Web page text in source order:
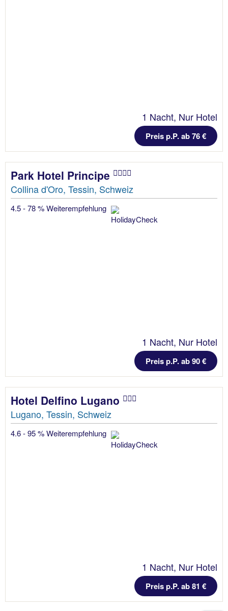
1 Nacht, Nur Hotel
Preis p.P. ab 76 €
Park Hotel Principe
Collina d'Oro, Tessin, Schweiz
4.5 - 78 % Weiterempfehlung
1 Nacht, Nur Hotel
Preis p.P. ab 90 €
Hotel Delfino Lugano
Lugano, Tessin, Schweiz
4.6 - 95 % Weiterempfehlung
1 Nacht, Nur Hotel
Preis p.P. ab 81 €